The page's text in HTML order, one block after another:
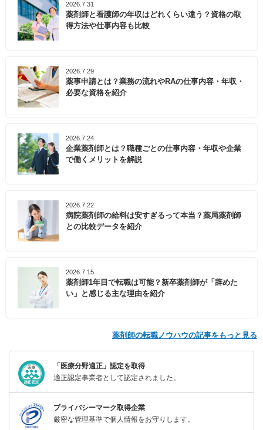
2026.7.31
薬剤師と看護師の年収はどれくらい違う？資格の取
得方法や仕事内容も比較
2026.7.29
薬事申請とは？業務の流れやRAの仕事内容・年収・
必要な資格を紹介
2026.7.24
企業薬剤師とは？職種ごとの仕事内容・年収や企業
で働くメリットを解説
2026.7.22
病院薬剤師の給料は安すぎるって本当？薬局薬剤師
との比較データを紹介
2026.7.15
薬剤師1年目で転職は可能？新卒薬剤師が「辞めた
い」と感じる主な理由を紹介
薬剤師の転職ノウハウの記事をもっと見る
「医療分野適正」認定を取得
適正認定事業者として認定されました。
プライバシーマーク取得企業
厳密な管理基準で個人情報をお守りします。